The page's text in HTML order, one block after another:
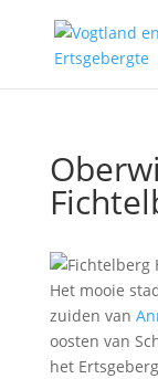
Het mooie
zuiden van
oosten van
het